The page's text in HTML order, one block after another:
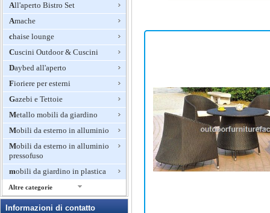
All'aperto Bistro Set
Amache
chaise lounge
Cuscini Outdoor & Cuscini
Daybed all'aperto
Fioriere per esterni
Gazebi e Tettoie
Metallo mobili da giardino
Mobili da esterno in alluminio
Mobili da esterno in alluminio
pressofuso
mobili da giardino in plastica
Altre categorie
Mobili da giardino in rattan
Informazioni di contatto